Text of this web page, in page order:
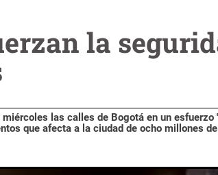
la
las calles de Bogotá en un esfuerzo
que afecta a la ciudad de ocho millones